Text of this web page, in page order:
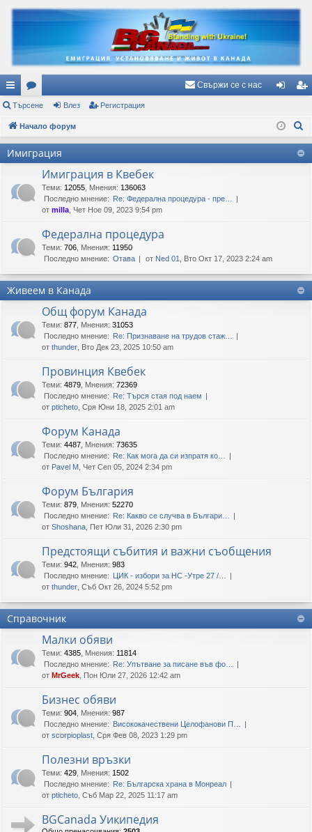
ъ
рз
и
ъз
ор
ум
Свържи се с нас
з ис
тр
Търсене Влез Регистрация
Начало форум
Имиграция
Имиграция в Квебек
Теми: 12055 Мнения: 136063
Последно мнение: Re: Федерална процедура - пре…
от milla , Чет Ное 09, 2023 9:54 pm
Федерална процедура
Теми: 706 Мнения: 11950
Последно мнение: Отава от Ned 01 , Вто Окт 17, 2023 2:24 am
Живеем в Канада
Общ форум Канада
Теми: 877 Мнения: 31053
Последно мнение: Re: Признаване на трудов стаж…
от thunder , Вто Дек 23, 2025 10:50 am
Провинция Квебек
Теми: 4879 Мнения: 72369
Последно мнение: Re: Търся стая под наем
от pticheto , Сря Юни 18, 2025 2:01 am
Форум Канада
Теми: 4487 Мнения: 73635
Последно мнение: Re: Как мога да си изпратя ко…
от Pavel M , Чет Сеп 05, 2024 2:34 pm
Форум България
Теми: 879 Мнения: 52270
Последно мнение: Re: Какво се случва в Българи…
от Shoshana , Пет Юли 31, 2026 2:30 pm
Предстоящи събития и важни съобщения
Теми: 942 Мнения: 983
Последно мнение: ЦИК - избори за НС -Утре 27 /…
от thunder , Съб Окт 26, 2024 5:52 pm
Справочник
Малки обяви
Теми: 4385 Мнения: 11814
Последно мнение: Re: Упътване за писане във фо…
от MrGeek , Пон Юли 27, 2026 12:42 am
Бизнес обяви
Теми: 904 Мнения: 987
Последно мнение: Висококачествени Целофанови П…
от scorpioplast , Сря Фев 08, 2023 1:29 pm
Полезни връзки
Теми: 429 Мнения: 1502
Последно мнение: Re: Българска храна в Монреал
от pticheto , Съб Мар 22, 2025 11:17 am
BGCanada Уикипедия